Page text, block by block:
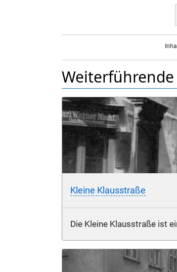
Weiterführende
Kleine Klausstraße
Die Kleine Klausstraße ist